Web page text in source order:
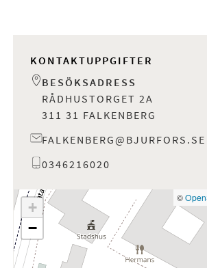
KONTAKTUPPGIFTER
BESÖKSADRESS
RÅDHUSTORGET 2A
311 31 FALKENBERG
FALKENBERG@BJURFORS.SE
0346216020
+
−
©